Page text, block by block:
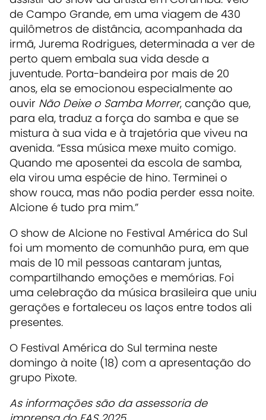
de Campo Grande, em uma viagem de 430
quilômetros de distância, acompanhada da
irmã, Jurema Rodrigues, determinada a ver de
perto quem embala sua vida desde a
juventude. Porta-bandeira por mais de 20
anos, ela se emocionou especialmente ao
ouvir Não Deixe o Samba Morrer, canção que,
para ela, traduz a força do samba e que se
mistura à sua vida e à trajetória que viveu na
avenida. “Essa música mexe muito comigo.
Quando me aposentei da escola de samba,
ela virou uma espécie de hino. Terminei o
show rouca, mas não podia perder essa noite.
Alcione é tudo pra mim.”
O show de Alcione no Festival América do Sul
foi um momento de comunhão pura, em que
mais de 10 mil pessoas cantaram juntas,
compartilhando emoções e memórias. Foi
uma celebração da música brasileira que uniu
gerações e fortaleceu os laços entre todos ali
presentes.
O Festival América do Sul termina neste
domingo à noite (18) com a apresentação do
grupo Pixote.
As informações são da assessoria de